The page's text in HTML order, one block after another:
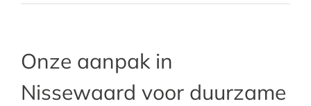
Onze aanpak in
Nissewaard voor duurzame